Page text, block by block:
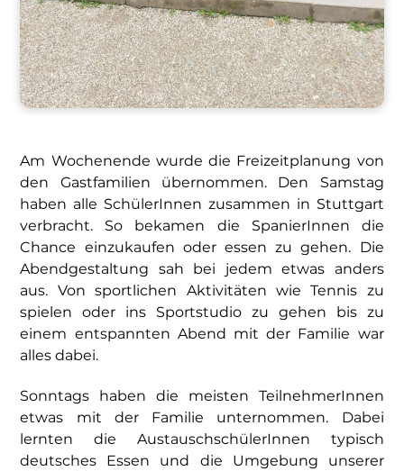
Am Wochenende wurde die Freizeitplanung von
den Gastfamilien übernommen. Den Samstag
haben alle SchülerInnen zusammen in Stuttgart
verbracht. So bekamen die SpanierInnen die
Chance einzukaufen oder essen zu gehen. Die
Abendgestaltung sah bei jedem etwas anders
aus. Von sportlichen Aktivitäten wie Tennis zu
spielen oder ins Sportstudio zu gehen bis zu
einem entspannten Abend mit der Familie war
alles dabei.
Sonntags haben die meisten TeilnehmerInnen
etwas mit der Familie unternommen. Dabei
lernten die AustauschschülerInnen typisch
deutsches Essen und die Umgebung unserer